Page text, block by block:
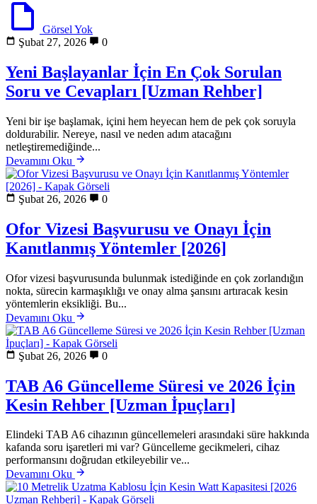
Görsel Yok
Şubat 27, 2026
0
Yeni Başlayanlar İçin En Çok Sorulan
Soru ve Cevapları [Uzman Rehber]
Yeni bir işe başlamak, içini hem heyecan hem de pek çok soruyla
doldurabilir. Nereye, nasıl ve neden adım atacağını
netleştiremediğinde...
Devamını Oku
Şubat 26, 2026 0
Ofor Vizesi Başvurusu ve Onayı İçin
Kanıtlanmış Yöntemler [2026]
Ofor vizesi başvurusunda bulunmak istediğinde en çok zorlandığın
nokta, sürecin karmaşıklığı ve onay alma şansını artıracak kesin
yöntemlerin eksikliği. Bu...
Devamını Oku
Şubat 26, 2026 0
TAB A6 Güncelleme Süresi ve 2026 İçin
Kesin Rehber [Uzman İpuçları]
Elindeki TAB A6 cihazının güncellemeleri arasındaki süre hakkında
kafanda soru işaretleri mi var? Güncelleme gecikmeleri, cihaz
performansını doğrudan etkileyebilir ve...
Devamını Oku